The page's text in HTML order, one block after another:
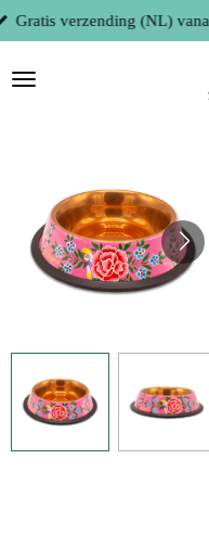
Ga
direct
naar
de